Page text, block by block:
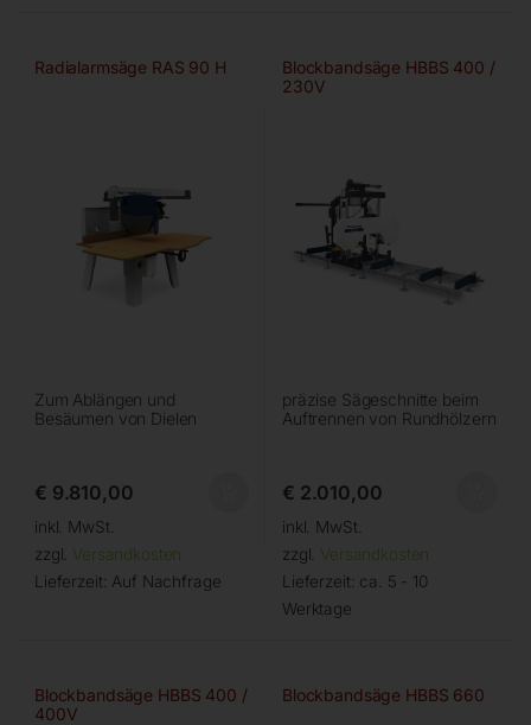
Radialarmsäge RAS 90 H
Zum Ablängen und
Besäumen von Dielen
€ 9.810,00
inkl. MwSt.
zzgl. Versandkosten
Lieferzeit: Auf Nachfrage
Blockbandsäge HBBS 400 /
230V
präzise Sägeschnitte beim
Auftrennen von Rundhölzern
€ 2.010,00
inkl. MwSt.
zzgl. Versandkosten
Lieferzeit: ca. 5 - 10
Werktage
Blockbandsäge HBBS 400 /
400V
Blockbandsäge HBBS 660